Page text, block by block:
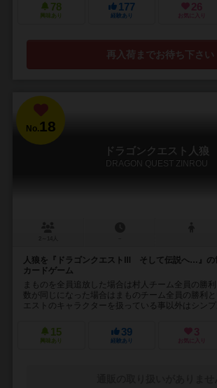
78
興味あり
177
経験あり
26
お気に入り
再入荷までお待ち下さい
No.18
ドラゴンクエスト人狼
DRAGON QUEST ZINROU
人狼を『ドラゴンクエストⅢ そして伝説へ…』の
カードゲーム
まものを全員追放した場合は村人チーム全員の勝
数が同じになった場合はまものチーム全員の勝利
エストのキャラクターを扱っている事以外はシンプ
15
興味あり
39
経験あり
3
お気に入り